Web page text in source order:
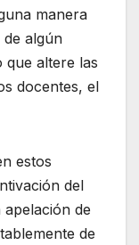
manera
algún
altere las
docentes, el
estos
del
de
de